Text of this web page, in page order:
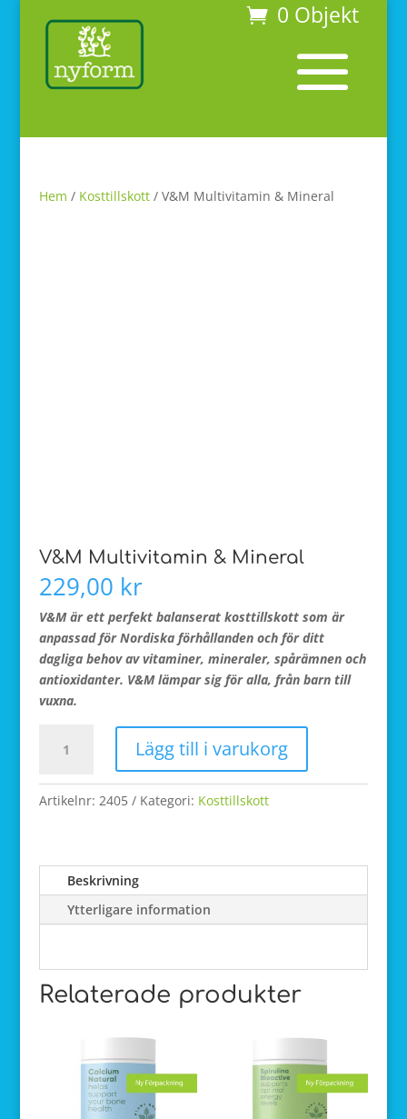
0 Objekt
Hem / Kosttillskott/ V&M Multivitamin & Mineral
V&M Multivitamin & Mineral
229,00 kr
V&M är ett perfekt balanserat kosttillskott som är
anpassad för Nordiska förhållanden och för ditt
dagliga behov av vitaminer, mineraler, spårämnen och
antioxidanter. V&M lämpar sig för alla, från barn till
vuxna.
Multivitamin
Mineral
Lägg till i varukorg
Artikelnr: 2405 Kategori: Kosttillskott
Beskrivning
Ytterligare information
Relaterade produkter